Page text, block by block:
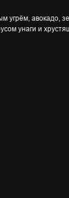
угрём, авокадо,
унаги и